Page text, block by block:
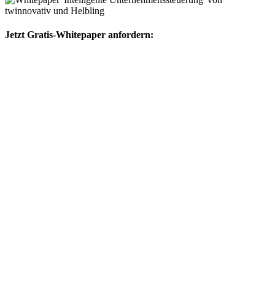
Jetzt Gratis-Whitepaper anfordern: